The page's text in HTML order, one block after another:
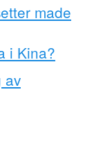
made
i Kina?
av